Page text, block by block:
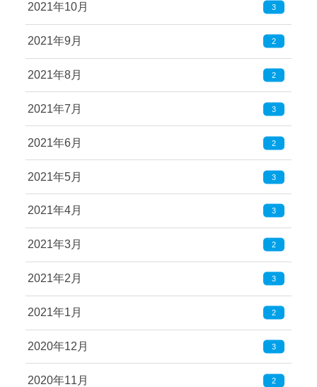
2021年10月 3
2021年9月 2
2021年8月 2
2021年7月 3
2021年6月 2
2021年5月 3
2021年4月 3
2021年3月 2
2021年2月 3
2021年1月 2
2020年12月 3
2020年11月 2